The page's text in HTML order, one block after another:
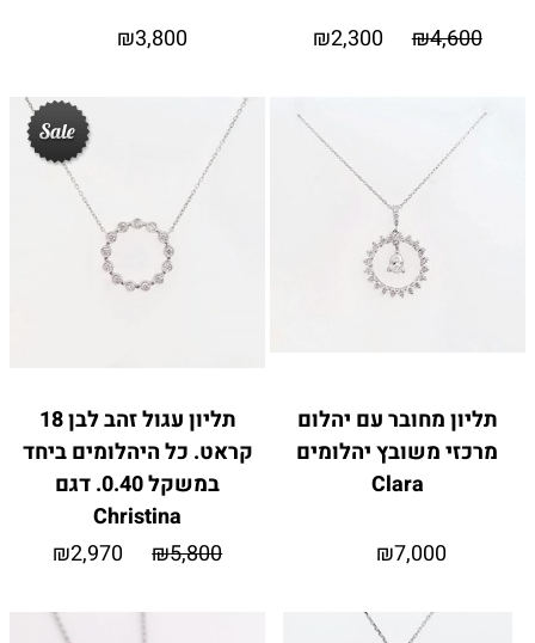
₪4,600
₪2,300
₪3,800
תליון מחובר עם יהלום
מרכזי משובץ יהלומים
Clara
₪7,000
תליון עגול זהב לבן 18
קראט. כל היהלומים ביחד
במשקל 0.40. דגם
Christina
₪5,800
₪2,970